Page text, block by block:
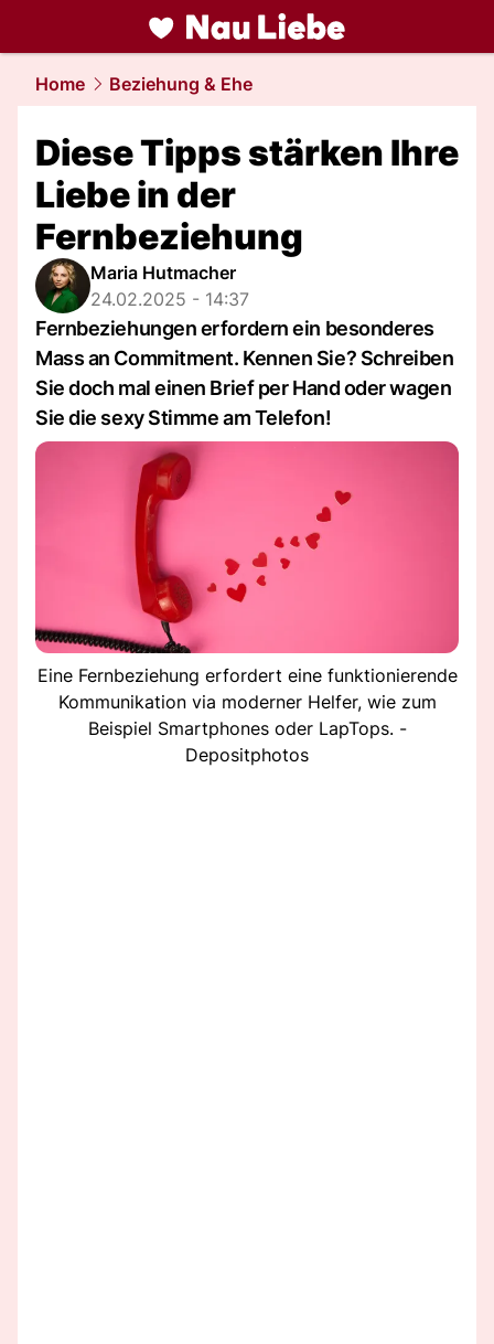
liebe.NAU.ch
Home Beziehung & Ehe
Diese Tipps stärken Ihre
Liebe in der
Fernbeziehung
Maria Hutmacher
24.02.2025 - 14:37
Fernbeziehungen erfordern ein besonderes
Mass an Commitment. Kennen Sie? Schreiben
Sie doch mal einen Brief per Hand oder wagen
Sie die sexy Stimme am Telefon!
Eine Fernbeziehung erfordert eine funktionierende
Kommunikation via moderner Helfer, wie zum
Beispiel Smartphones oder LapTops. -
Depositphotos